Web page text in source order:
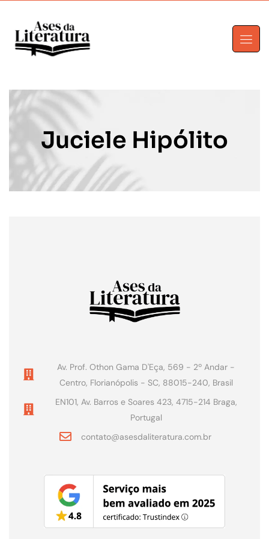
Juciele Hipólito
Av. Prof. Othon Gama D'Eça, 569 - 2º Andar -
Centro, Florianópolis - SC, 88015-240, Brasil
EN101, Av. Barros e Soares 423, 4715-214 Braga,
Portugal
contato@asesdaliteratura.com.br